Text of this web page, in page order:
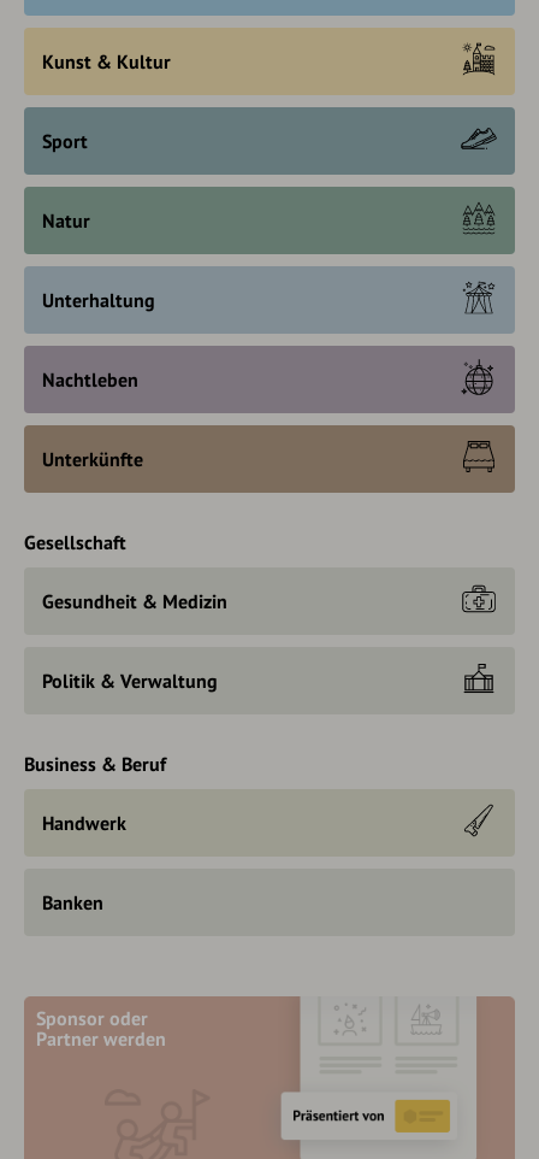
Kunst & Kultur
Sport
Natur
Unterhaltung
Nachtleben
Unterkünfte
Gesellschaft
Gesundheit & Medizin
Politik & Verwaltung
Business & Beruf
Handwerk
Banken
Sponsor oder
Partner werden